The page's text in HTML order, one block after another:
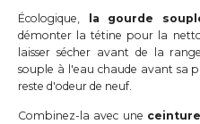
Écologique, la gourde
démonter la tétine pour la
laisser sécher avant de la
souple à l'eau chaude avant sa
reste d'odeur de neuf.
Combinez-la avec une